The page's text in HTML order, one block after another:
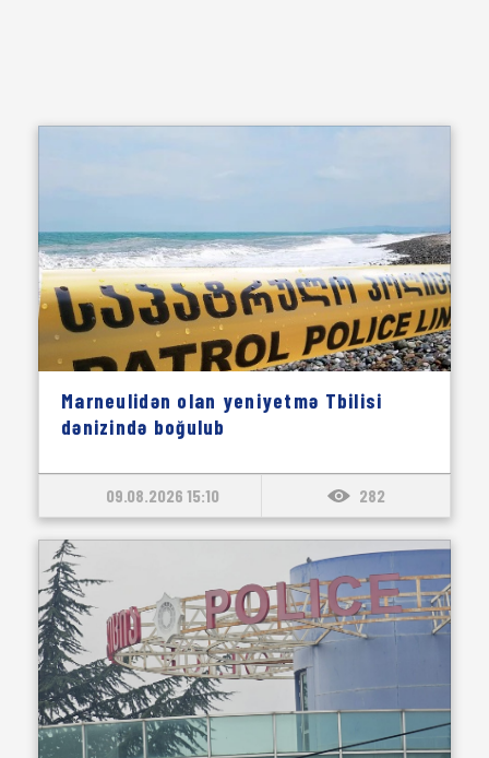
Marneulidən olan yeniyetmə Tbilisi
dənizində boğulub
09.08.2026 15:10 282